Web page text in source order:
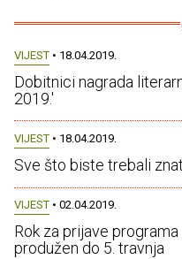
VIJEST • 18.04.2019.
Dobitnici nagrada
2019.'
VIJEST • 18.04.2019.
Sve što biste trebali
VIJEST • 02.04.2019.
Rok za prijave
produžen do 5. travnja